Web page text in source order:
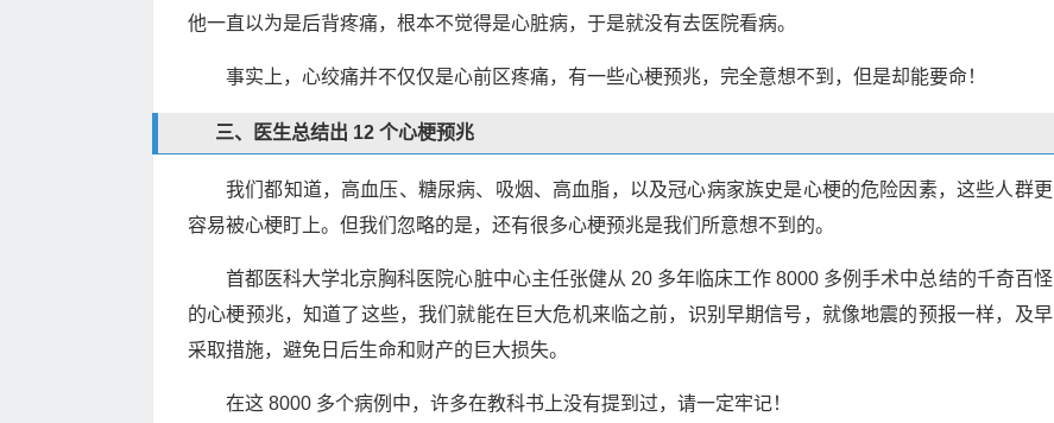
他一直以为是后背疼痛，根本不觉得是心脏病，于是就没有去医院看病。
事实上，心绞痛并不仅仅是心前区疼痛，有一些心梗预兆，完全意想不到，但是却能要命！
三、医生总结出 12 个心梗预兆
我们都知道，高血压、糖尿病、吸烟、高血脂，以及冠心病家族史是心梗的危险因素，这些人群更
容易被心梗盯上。但我们忽略的是，还有很多心梗预兆是我们所意想不到的。
首都医科大学北京胸科医院心脏中心主任张健从 20 多年临床工作 8000 多例手术中总结的千奇百怪
的心梗预兆，知道了这些，我们就能在巨大危机来临之前，识别早期信号，就像地震的预报一样，及早
采取措施，避免日后生命和财产的巨大损失。
在这 8000 多个病例中，许多在教科书上没有提到过，请一定牢记！